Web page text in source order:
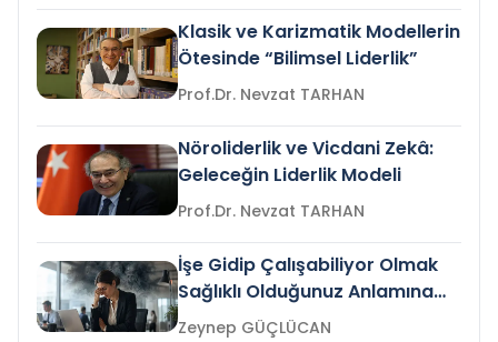
Klasik ve Karizmatik Modellerin
Ötesinde “Bilimsel Liderlik”
Prof.Dr. Nevzat TARHAN
Nöroliderlik ve Vicdani Zekâ:
Geleceğin Liderlik Modeli
Prof.Dr. Nevzat TARHAN
İşe Gidip Çalışabiliyor Olmak
Sağlıklı Olduğunuz Anlamına
Gelir mi?Zeynep GÜÇLÜCAN